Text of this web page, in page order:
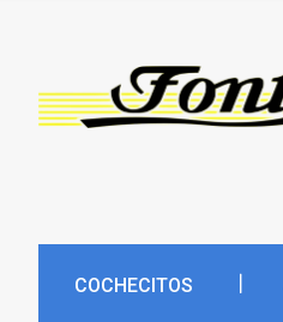
COCHECITOS